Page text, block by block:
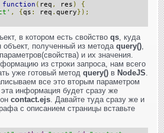
function ( req , res )
{
, { qs : req . query });
в котором есть свойство qs, куда
полученный из метода query(),
и их значения.
из строки запроса, нам всего
уже готовый метод query() в NodeJS.
все это вторым параметром
эта информация будет сразу же
contact.ejs. Давайте туда сразу же и
с описанием страницы вставьте